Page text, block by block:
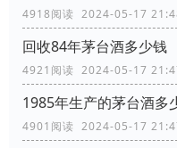
4918阅读 2024-05-17
回收84年茅台酒多少钱
4921阅读 2024-05-17
1985年生产的茅台酒多
4901阅读 2024-05-17